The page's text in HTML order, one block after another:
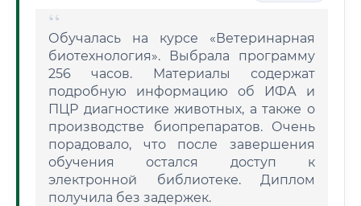
Обучалась на курсе «Ветеринарная
биотехнология». Выбрала программу
256 часов. Материалы содержат
подробную информацию об ИФА и
ПЦР диагностике животных, а также о
производстве биопрепаратов. Очень
порадовало, что после завершения
обучения остался доступ к
электронной библиотеке. Диплом
получила без задержек.